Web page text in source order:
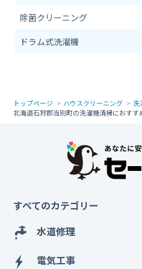
除菌クリーニング
ドラム式洗濯機
トップページ ハウスクリーニング
洗
北海道石狩郡当別町の洗濯機清掃におす
すべてのカテゴリー
水道修理
電気工事